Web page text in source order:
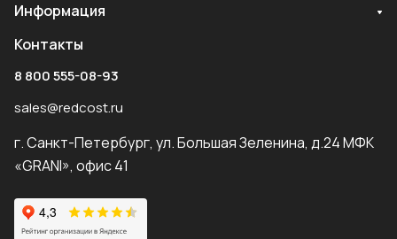
Информация
Контакты
8 800 555-08-93
sales@redcost.ru
г. Санкт-Петербург, ул. Большая Зеленина, д.24 МФК
«GRANI», офис 41